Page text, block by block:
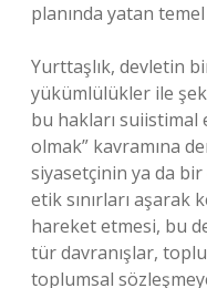
planında yatan
Yurttaşlık, devletin
yükümlülükler ile
bu hakları suiistimal
olmak” kavramına
siyasetçinin ya da
etik sınırları aşarak
hareket etmesi, bu
tür davranışlar,
toplumsal